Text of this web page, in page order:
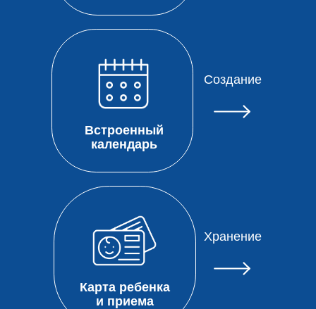
Встроенный
календарь
Создание
Карта ребенка
и приема
Хранение